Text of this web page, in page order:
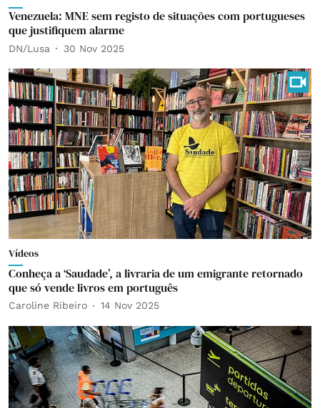
Venezuela: MNE sem registo de situações com portugueses
que justifiquem alarme
DN/Lusa 30 Nov 2025
Vídeos
Conheça a ‘Saudade’, a livraria de um emigrante retornado
que só vende livros em português
Caroline Ribeiro 14 Nov 2025